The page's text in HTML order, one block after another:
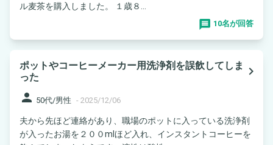
ル麦茶を購入しました。 １歳８...
10名が回答
ポットやコーヒーメーカー用洗浄剤を誤飲してしま
った
navigate_next
person 50代/男性 - 2025/12/06
夫から先ほど連絡があり、職場のポットに入っている洗浄剤
が入ったお湯を２００mlほど入れ、インスタントコーヒーを